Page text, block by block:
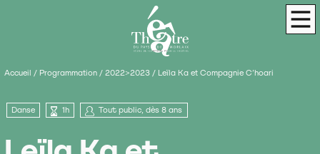
Théâtre du Pays de Morlaix Scène de
Accueil / Programmation / 2022>2023 / Leïla Ka et Compagnie C’hoari
Danse 1h Tout public, dès 8 ans